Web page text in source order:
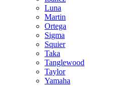
Luna
Martin
Ortega
Sigma
Squier
Taka
Tanglewood
Taylor
Yamaha